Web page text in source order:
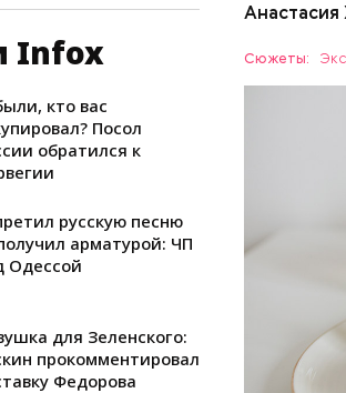
Infox
кто вас
Посол
обратился к
русскую песню
арматурой: ЧП
Одессой
для Зеленского:
прокомментировал
Федорова
Сюжеты:
Дыня